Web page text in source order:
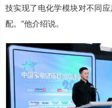
技实现了电化学模块对不同
配。”他介绍说。